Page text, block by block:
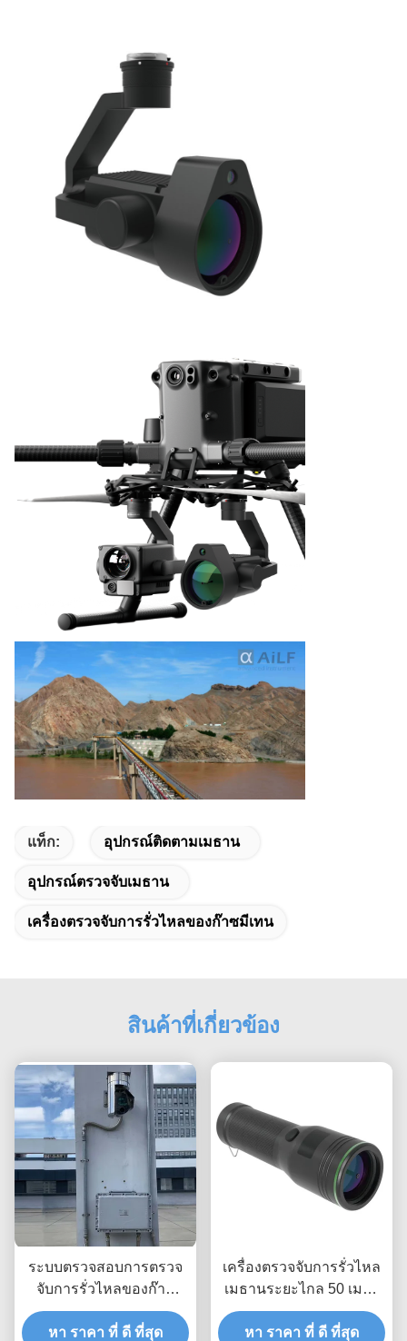
แท็ก: อุปกรณ์ติดตามเมธาน
อุปกรณ์ตรวจจับเมธาน
เครื่องตรวจจับการรั่วไหลของก๊าซมีเทน
สินค้าที่เกี่ยวข้อง
ระบบตรวจสอบการตรวจ
จับการรั่วไหลของก๊าซ
ธรรมชาติด้วยเลเซอร์
TDLAS แบบแพนเอียง
หา ราคา ที่ ดี ที่สุด
เครื่องตรวจจับการรั่วไหล
เมธานระยะไกล 50 เมตร
ที่สามารถชาร์จได้
หา ราคา ที่ ดี ที่สุด